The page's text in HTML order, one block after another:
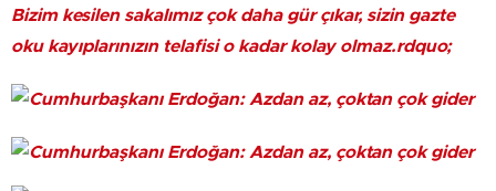
Bizim kesilen sakalımız çok daha gür çıkar, sizin gazte
oku kayıplarınızın telafisi o kadar kolay olmaz.rdquo;